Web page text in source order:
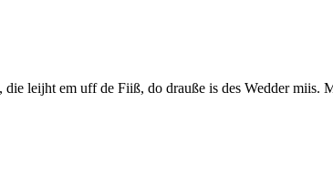
leijht em uff de Fiiß, do drauße is des Wedder miis.